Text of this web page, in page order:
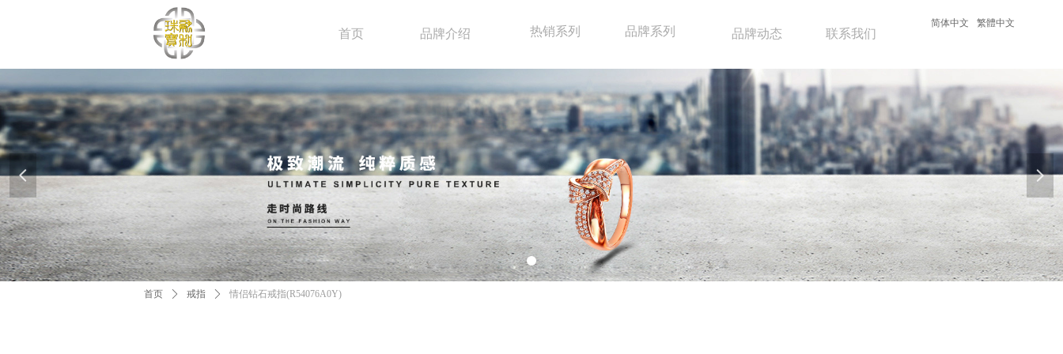
首页 品牌介绍 品牌动态 联系我们
热销系列 品牌系列
简体中文 繁體中文
首页 ꄲ 戒指 ꄲ 情侣钻石戒指(R54076A0Y)
넳 넲